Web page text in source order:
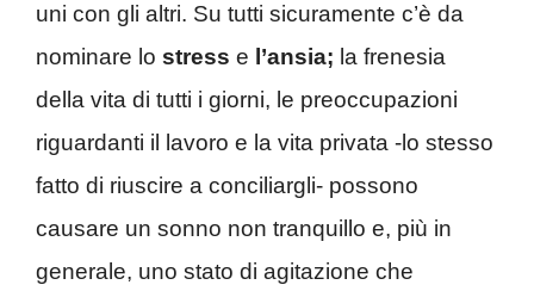
uni con gli altri. Su tutti sicuramente c’è da
nominare lo stress e l’ansia; la frenesia
della vita di tutti i giorni, le preoccupazioni
riguardanti il lavoro e la vita privata -lo stesso
fatto di riuscire a conciliargli- possono
causare un sonno non tranquillo e, più in
generale, uno stato di agitazione che